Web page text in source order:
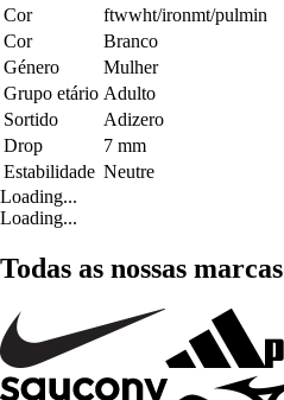
Cor
ftwwht/ironmt/pulmin
Cor
Branco
Género
Mulher
Grupo etário Adulto
Sortido
Adizero
Drop
7 mm
Estabilidade Neutre
Loading...
Loading...
Todas as nossas marcas